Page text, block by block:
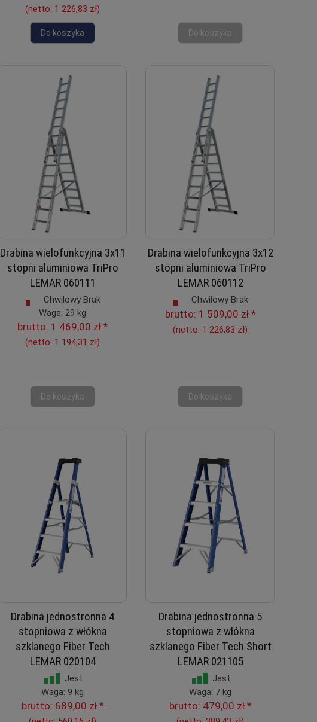
(netto: 1 226,83 zł)
Do koszyka Do koszyka
Drabina wielofunkcyjna 3x11
stopni aluminiowa TriPro
LEMAR 060111
Chwilowy Brak
Waga: 29 kg
brutto: 1 469,00 zł*
(netto: 1 194,31 zł)
Do koszyka
Drabina wielofunkcyjna 3x12
stopni aluminiowa TriPro
LEMAR 060112
Chwilowy Brak
brutto: 1 509,00 zł*
(netto: 1 226,83 zł)
Do koszyka
Drabina jednostronna 4
stopniowa z włókna
szklanego Fiber Tech
LEMAR 020104
Jest
Waga: 9 kg
brutto: 689,00 zł*
Drabina jednostronna 5
stopniowa z włókna
szklanego Fiber Tech Short
LEMAR 021105
Jest
Waga: 7 kg
brutto: 479,00 zł*